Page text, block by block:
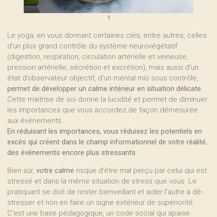
1
Le yoga, en vous donnant certaines clés, entre autres, celles
d’un plus grand contrôle du système neurovégétatif
(digestion, respiration, circulation artérielle et veineuse,
pression artérielle, sécrétion et excrétion), mais aussi d’un
état d’observateur objectif, d’un mental mis sous contrôle,
permet de développer un calme intérieur en situation délicate.
Cette maitrise de soi donne la lucidité et permet de diminuer
les importances que vous accordez de façon démesurée
aux événements.
En réduisant les importances, vous réduisez les potentiels en
excès qui créent dans le champ informationnel de votre réalité,
des événements encore plus stressants.
Bien sûr, votre calme risque d’être mal perçu par celui qui est
stressé et dans la même situation de stress que vous. Le
pratiquant se doit de rester bienveillant et aider l’autre à dé-
stresser et non en faire un signe extérieur de supériorité.
C’est une base pédagogique, un code social qui apaise.